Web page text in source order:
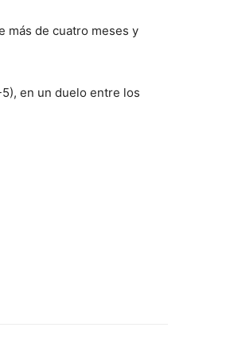
más de cuatro meses y
en un duelo entre los